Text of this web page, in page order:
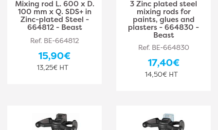
Mixing rod L. 600 x D.
100 mm x Q. SDS+ in
Zinc-plated Steel -
664812 - Beast
Ref. BE-664812
15,90€
13,25€ HT
3 Zinc plated steel
mixing rods for
paints, glues and
plasters - 664830 -
Beast
Ref. BE-664830
17,40€
14,50€ HT